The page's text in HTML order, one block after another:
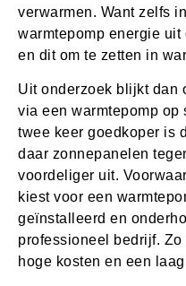
verwarmen. Want zelfs
warmtepomp energie
en dit om te zetten in
Uit onderzoek blijkt dan
via een warmtepomp
twee keer goedkoper is
daar zonnepanelen
voordeliger uit.
kiest voor een
geïnstalleerd en
professioneel bedrijf.
hoge kosten en een